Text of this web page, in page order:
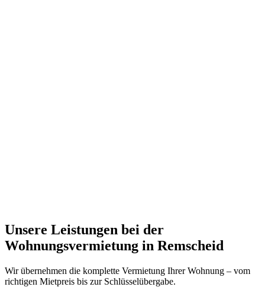
Unsere Leistungen bei der
Wohnungsvermietung in Remscheid
Wir übernehmen die komplette Vermietung Ihrer Wohnung – vom
richtigen Mietpreis bis zur Schlüsselübergabe.